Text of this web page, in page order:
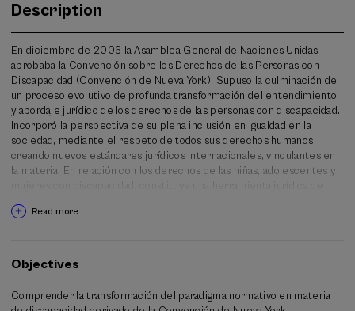
Description
En diciembre de 2006 la Asamblea General de Naciones Unidas
aprobaba la Convención sobre los Derechos de las Personas con
Discapacidad (Convención de Nueva York). Supuso la culminación de
un proceso evolutivo de profunda transformación del entendimiento
y abordaje jurídico de los derechos de las personas con discapacidad.
Incorporó la perspectiva de su plena inclusión en igualdad en la
sociedad, mediante el respeto de todos sus derechos humanos
creando nuevos estándares jurídicos internacionales, vinculantes en
la materia. En relación con los derechos de las niñas, adolescentes y
máximo rango para lograr su igualdad real y efectiva frente a la
discriminación interseccional.
requerido importantes reformas legales que, progresivamente, tras
su entrada en vigor en 2008, han desarrollado ese nuevo paradigma
en los ordenamientos nacionales. En España, la aprobación de
la ley 8/2021 en materia de apoyos al ejercicio de la capacidad
Read more
Objectives
Comprender la transformación del paradigma normativo en materia